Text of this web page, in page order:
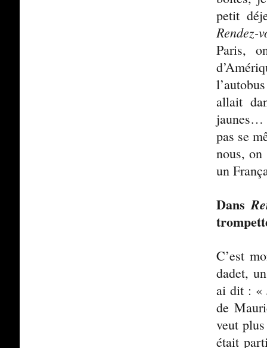
petit
Rendez-
Paris,
allait
jaunes…
pas se
nous,
un
Dans
C’est
dadet,
ai dit : «
de
veut
était